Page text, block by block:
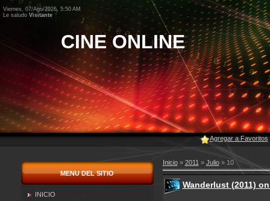
Viernes, 07/Ago/2026, 5:50 AM
Le saludo Visitante
CINE ONLINE
Agregar a Favoritos
MENU DEL SITIO
INICIO
Inicio» 2011 » Julio » 10
Wanderlust (2011)